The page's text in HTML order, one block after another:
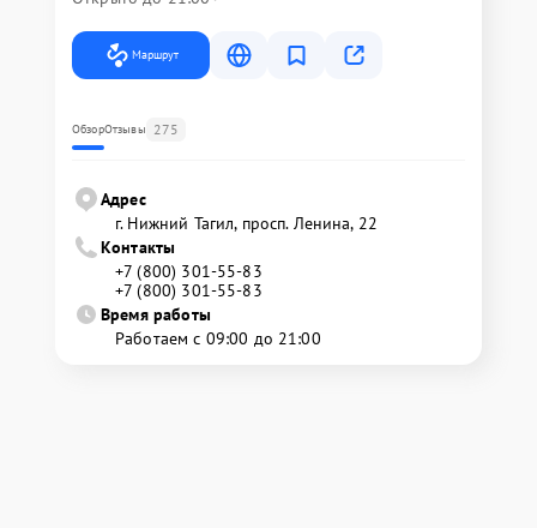
Маршрут
ОбзорОтзывы 275
Адрес
г. Нижний Тагил, просп. Ленина, 22
Контакты
+7 (800) 301-55-83
+7 (800) 301-55-83
Время работы
Работаем с 09:00 до 21:00